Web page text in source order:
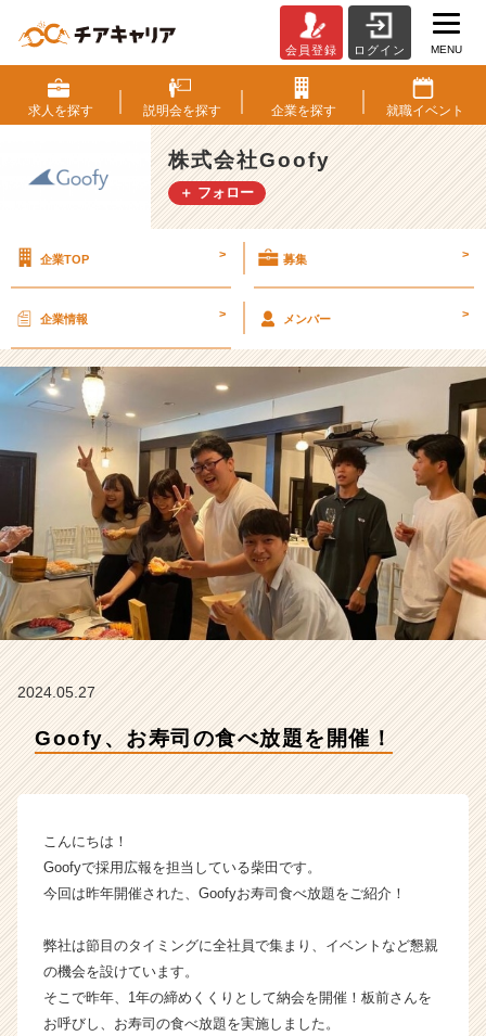
o
o
f
y、
お
寿
べ
を
【株
式
会
社
G
o
o
f
の
イ
ャ
ー・
長
企
業
か
会員登録 ログイン MENU
求人を探す 説明会を探す 企業を探す 就職イベント
株式会社Goofy
＋ フォロー
企業TOP > 募集 >
企業情報 > メンバー >
2024.05.27
Goofy、お寿司の食べ放題を開催！
こんにちは！
Goofyで採用広報を担当している柴田です。
今回は昨年開催された、Goofyお寿司食べ放題をご紹介！
弊社は節目のタイミングに全社員で集まり、イベントなど懇親
の機会を設けています。
そこで昨年、1年の締めくくりとして納会を開催！板前さんを
お呼びし、お寿司の食べ放題を実施しました。